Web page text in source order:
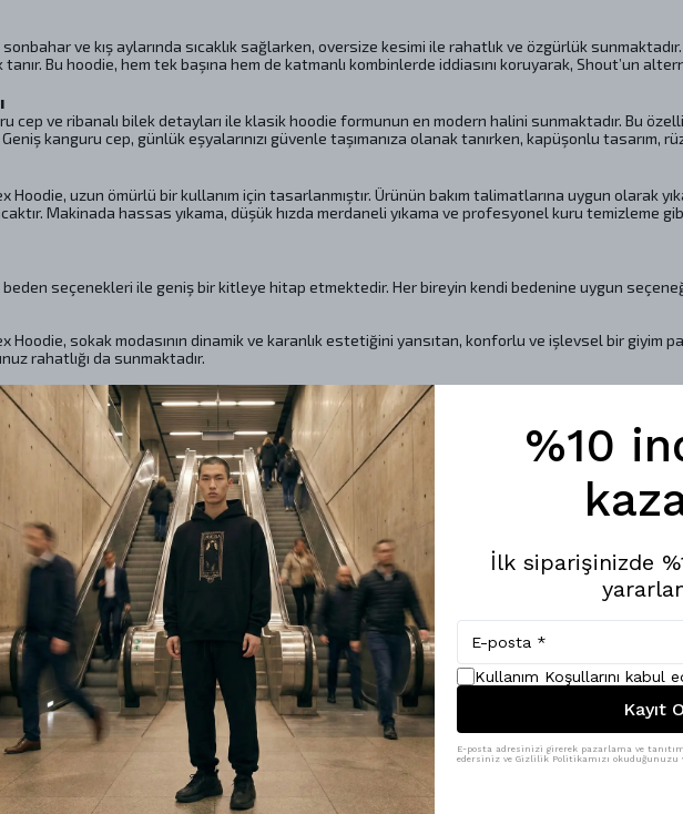
sonbahar ve kış aylarında sıcaklık sağlarken, oversize kesimi ile rahatlık ve özgürlük
Bu hoodie, hem tek başına hem de katmanlı kombinlerde iddiasını koruyarak, Shout’un
cep ve ribanalı bilek detayları ile klasik hoodie formunun en modern halini sunmaktadır. Bu
kanguru cep, günlük eşyalarınızı güvenle taşımanıza olanak tanırken, kapüşonlu tasarım,
Hoodie, uzun ömürlü bir kullanım için tasarlanmıştır. Ürünün bakım talimatlarına uygun olarak
Makinada hassas yıkama, düşük hızda merdaneli yıkama ve profesyonel kuru temizleme
beden seçenekleri ile geniş bir kitleye hitap etmektedir. Her bireyin kendi bedenine uygun
Hoodie, sokak modasının dinamik ve karanlık estetiğini yansıtan, konforlu ve işlevsel bir giyim
rahatlığı da sunmaktadır.
göre
%10
İlk siparişinizde
Kullanım Koşullarını kabul
Kayıt
E-posta adresinizi girerek pazarlama ve
edersiniz ve Gizlilik Politikamızı okuduğunuzu